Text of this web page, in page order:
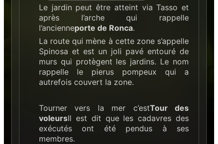
Le jardin peut être atteint via Tasso et
après l’arche qui rappelle
l’ancienneporte de Ronca.
La route qui mène à cette zone s’appelle
Spinosa et est un joli pavé entouré de
murs qui protègent les jardins. Le nom
rappelle le pierus pompeux qui a
autrefois couvert la zone.
Tourner vers la mer c’estTour des
voleursIl est dit que les cadavres des
exécutés ont été pendus à ses
membres.